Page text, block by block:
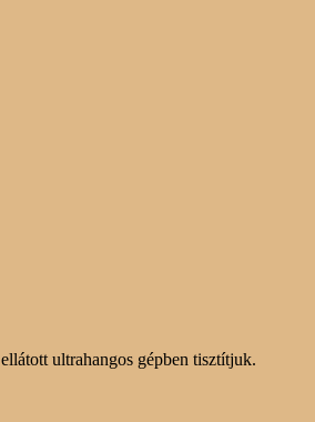
ellátott ultrahangos gépben tisztítjuk.